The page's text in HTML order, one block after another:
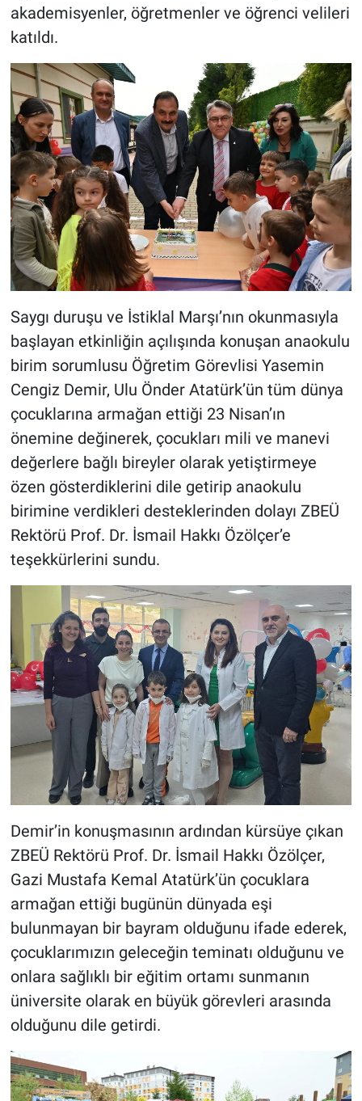
akademisyenler, öğretmenler ve öğrenci velileri
katıldı.
Saygı duruşu ve İstiklal Marşı’nın okunmasıyla
başlayan etkinliğin açılışında konuşan anaokulu
birim sorumlusu Öğretim Görevlisi Yasemin
Cengiz Demir, Ulu Önder Atatürk’ün tüm dünya
çocuklarına armağan ettiği 23 Nisan’ın
önemine değinerek, çocukları mili ve manevi
değerlere bağlı bireyler olarak yetiştirmeye
özen gösterdiklerini dile getirip anaokulu
birimine verdikleri desteklerinden dolayı ZBEÜ
Rektörü Prof. Dr. İsmail Hakkı Özölçer’e
teşekkürlerini sundu.
Demir’in konuşmasının ardından kürsüye çıkan
ZBEÜ Rektörü Prof. Dr. İsmail Hakkı Özölçer,
Gazi Mustafa Kemal Atatürk’ün çocuklara
armağan ettiği bugünün dünyada eşi
bulunmayan bir bayram olduğunu ifade ederek,
çocuklarımızın geleceğin teminatı olduğunu ve
onlara sağlıklı bir eğitim ortamı sunmanın
üniversite olarak en büyük görevleri arasında
olduğunu dile getirdi.